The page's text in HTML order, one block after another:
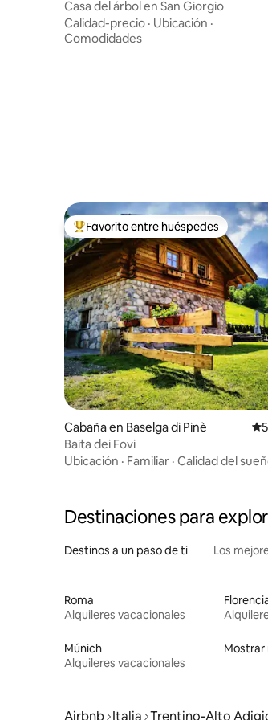
Casa del árbol en San Giorgio
Calidad-precio · Ubicación ·
Comodidades
Favorito entre huéspedes preferido
Favorito entre huéspedes
Cabaña en Baselga di Pinè
Baita dei Fovi
Ubicación · Familiar · Calidad del
Destinaciones para
Destinos a un paso de ti Los
Roma
Alquileres vacacionales
Múnich
Alquileres vacacionales
Mostrar
Airbnb Italia Trentino-Alto